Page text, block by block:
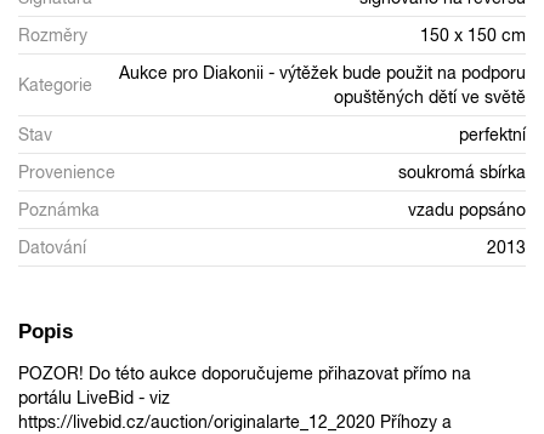
Rozměry
150 x 150 cm
Kategorie
Aukce pro Diakonii - výtěžek bude použit na podporu
opuštěných dětí ve světě
Stav
perfektní
Provenience
soukromá sbírka
Poznámka
vzadu popsáno
Datování
2013
Popis
POZOR! Do této aukce doporučujeme přihazovat přímo na
portálu LiveBid - viz
https://livebid.cz/auction/originalarte_12_2020 Příhozy a